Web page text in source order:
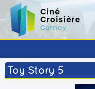
Toy Story 5